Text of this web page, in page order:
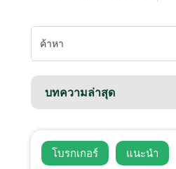
หา:
บทความล่าสุด
โบรกเกอร์ แนะนํา